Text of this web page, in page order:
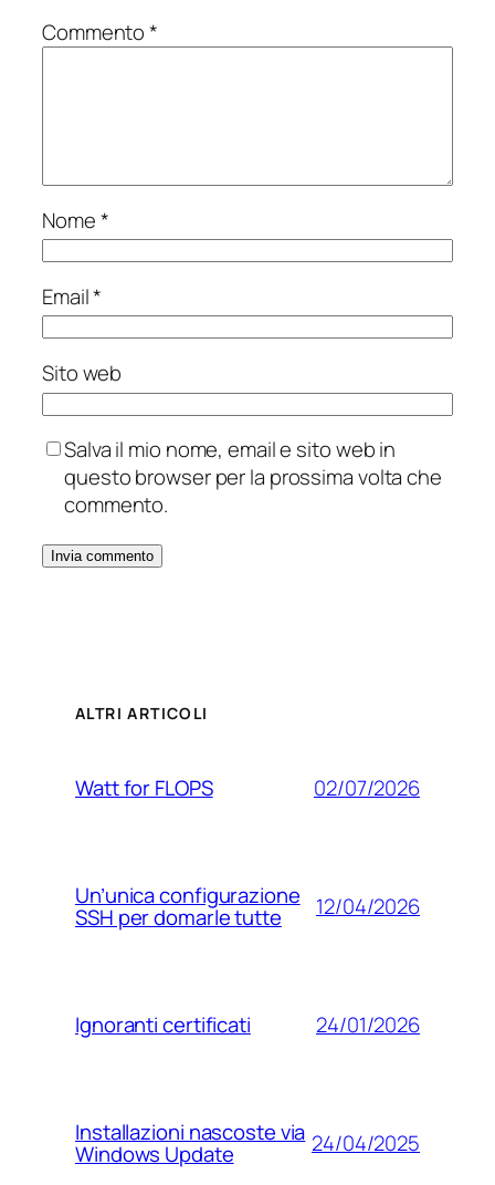
Commento*
Nome*
Email*
Sito web
Salva il mio nome, email e sito web in
questo browser per la prossima volta che
commento.
ALTRI ARTICOLI
Watt for FLOPS 02/07/2026
Un’unica configurazione
SSH per domarle tutte 12/04/2026
Ignoranti certificati 24/01/2026
Installazioni nascoste via
Windows Update 24/04/2025